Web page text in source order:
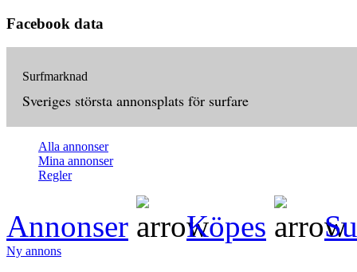
Facebook data
Surfmarknad
Sveriges största annonsplats för surfare
Alla annonser
Mina annonser
Regler
Annonser Köpes
Ny annons